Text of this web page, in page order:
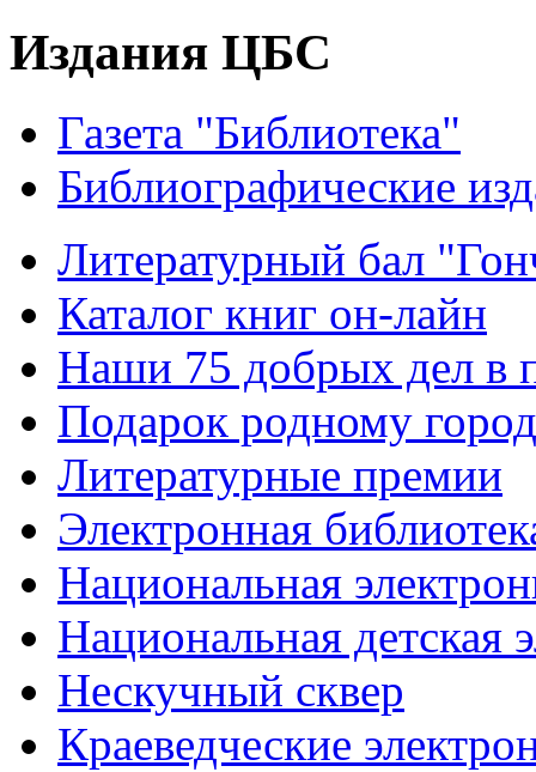
Издания ЦБС
Газета "Библиотека"
Библиографические
Литературный бал
Каталог книг он-лайн
Наши 75 добрых дел в
Подарок родному
Литературные премии
Электронная
Национальная
Национальная детская
Нескучный сквер
Краеведческие